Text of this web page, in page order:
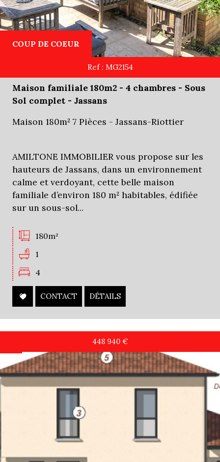
COUP DE COEUR
Ref : MG2154
Maison familiale 180m2 - 4 chambres - Sous
Sol complet - Jassans
Maison 180m² 7 Pièces - Jassans-Riottier
AMILTONE IMMOBILIER vous propose sur les
hauteurs de Jassans, dans un environnement
calme et verdoyant, cette belle maison
familiale d’environ 180 m² habitables, édifiée
sur un sous-sol...
180m²
1
4
CONTACT DÉTAILS
448 940 €